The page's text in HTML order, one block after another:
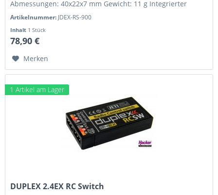
Abmessungen: 40x22x7 mm Gewicht: 11 g Integrierter
Artikelnummer: JDEX-RS-900
Inhalt 1 Stück
78,90 €
Merken
1 Artikel am Lager
DUPLEX 2.4EX RC Switch